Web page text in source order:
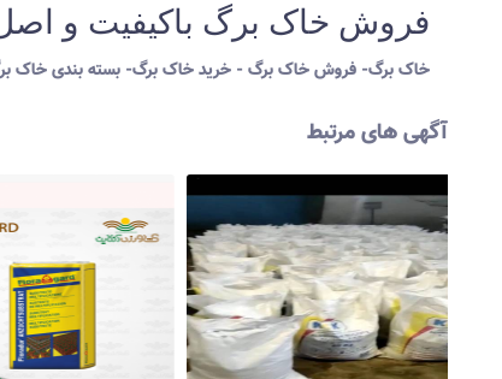
فروش خاک برگ باکیفیت و
خاک برگ- فروش خاک برگ - خرید خاک برگ- بسته بندی خاک
آگهی های مرتبط